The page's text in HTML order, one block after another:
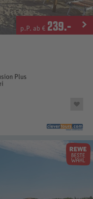
p.P. ab € 239.-
Plus